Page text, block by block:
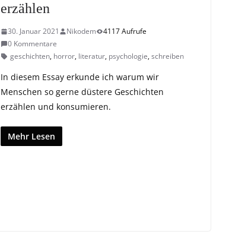
erzählen
30. Januar 2021 Nikodem
4117 Aufrufe
0 Kommentare
geschichten, horror, literatur, psychologie,schreiben
In diesem Essay erkunde ich warum wir
Menschen so gerne düstere Geschichten
erzählen und konsumieren.
Mehr Lesen